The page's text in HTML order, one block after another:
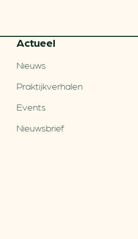
Actueel
Nieuws
Praktijkverhalen
Events
Nieuwsbrief